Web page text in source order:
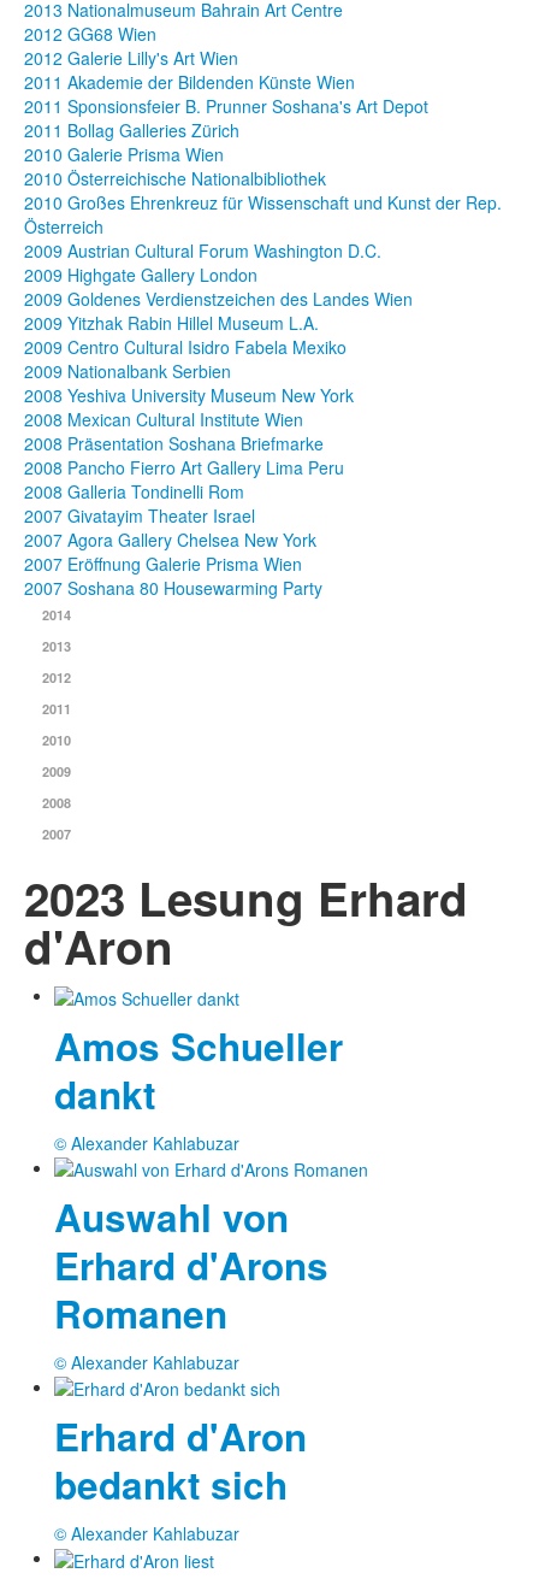
2013 Nationalmuseum Bahrain Art Centre
2012 GG68 Wien
2012 Galerie Lilly's Art Wien
2011 Akademie der Bildenden Künste Wien
2011 Sponsionsfeier B. Prunner Soshana's Art Depot
2011 Bollag Galleries Zürich
2010 Galerie Prisma Wien
2010 Österreichische Nationalbibliothek
2010 Großes Ehrenkreuz für Wissenschaft und Kunst der Rep.
Österreich
2009 Austrian Cultural Forum Washington D.C.
2009 Highgate Gallery London
2009 Goldenes Verdienstzeichen des Landes Wien
2009 Yitzhak Rabin Hillel Museum L.A.
2009 Centro Cultural Isidro Fabela Mexiko
2009 Nationalbank Serbien
2008 Yeshiva University Museum New York
2008 Mexican Cultural Institute Wien
2008 Präsentation Soshana Briefmarke
2008 Pancho Fierro Art Gallery Lima Peru
2008 Galleria Tondinelli Rom
2007 Givatayim Theater Israel
2007 Agora Gallery Chelsea New York
2007 Eröffnung Galerie Prisma Wien
2007 Soshana 80 Housewarming Party
2014
2013
2012
2011
2010
2009
2008
2007
2023 Lesung Erhard
d'Aron
Amos Schueller
dankt
© Alexander Kahlabuzar
Auswahl von
Erhard d'Arons
Romanen
© Alexander Kahlabuzar
Erhard d'Aron
bedankt sich
© Alexander Kahlabuzar